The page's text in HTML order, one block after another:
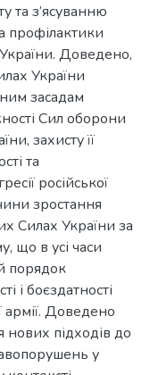
та з’ясуванню
профілактики
Доведено,
України
засадам
Сил оборони
захисту її
та
російської
зростання
Силах України за
що в усі часи
порядок
і боєздатності
армії. Доведено
нових підходів до
у